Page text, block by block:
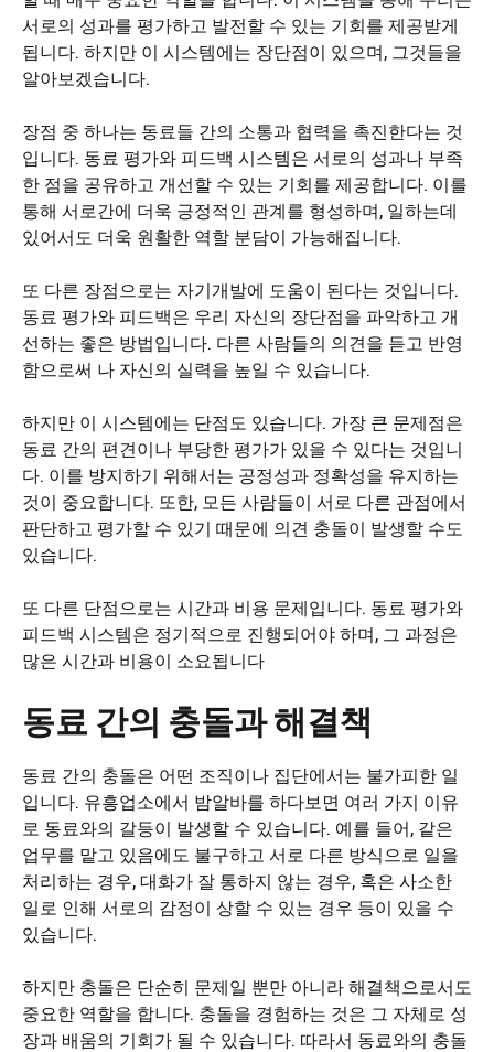
서로의 성과를 평가하고 발전할 수 있는 기회를 제공받게
됩니다. 하지만 이 시스템에는 장단점이 있으며, 그것들을
알아보겠습니다.
장점 중 하나는 동료들 간의 소통과 협력을 촉진한다는 것
입니다. 동료 평가와 피드백 시스템은 서로의 성과나 부족
한 점을 공유하고 개선할 수 있는 기회를 제공합니다. 이를
통해 서로간에 더욱 긍정적인 관계를 형성하며, 일하는데
있어서도 더욱 원활한 역할 분담이 가능해집니다.
또 다른 장점으로는 자기개발에 도움이 된다는 것입니다.
동료 평가와 피드백은 우리 자신의 장단점을 파악하고 개
선하는 좋은 방법입니다. 다른 사람들의 의견을 듣고 반영
함으로써 나 자신의 실력을 높일 수 있습니다.
하지만 이 시스템에는 단점도 있습니다. 가장 큰 문제점은
동료 간의 편견이나 부당한 평가가 있을 수 있다는 것입니
다. 이를 방지하기 위해서는 공정성과 정확성을 유지하는
것이 중요합니다. 또한, 모든 사람들이 서로 다른 관점에서
판단하고 평가할 수 있기 때문에 의견 충돌이 발생할 수도
있습니다.
또 다른 단점으로는 시간과 비용 문제입니다. 동료 평가와
피드백 시스템은 정기적으로 진행되어야 하며, 그 과정은
많은 시간과 비용이 소요됩니다
동료 간의 충돌과 해결책
동료 간의 충돌은 어떤 조직이나 집단에서는 불가피한 일
입니다. 유흥업소에서 밤알바를 하다보면 여러 가지 이유
로 동료와의 갈등이 발생할 수 있습니다. 예를 들어, 같은
업무를 맡고 있음에도 불구하고 서로 다른 방식으로 일을
처리하는 경우, 대화가 잘 통하지 않는 경우, 혹은 사소한
일로 인해 서로의 감정이 상할 수 있는 경우 등이 있을 수
있습니다.
하지만 충돌은 단순히 문제일 뿐만 아니라 해결책으로서도
중요한 역할을 합니다. 충돌을 경험하는 것은 그 자체로 성
장과 배움의 기회가 될 수 있습니다. 따라서 동료와의 충돌